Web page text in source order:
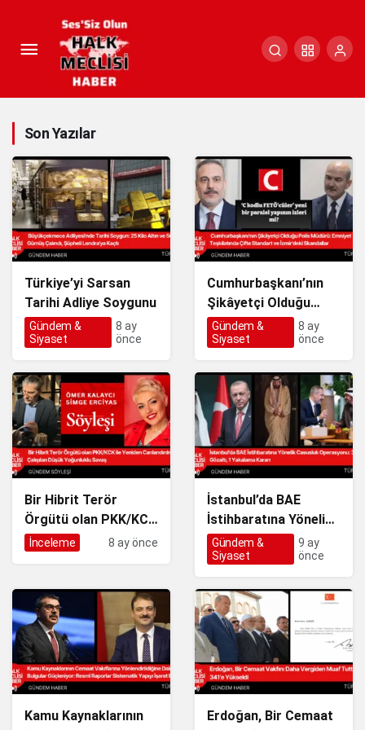
Son Yazılar
Türkiye’yi Sarsan
Tarihi Adliye Soygunu
Gündem &
Siyaset
8 ay
önce
Cumhurbaşkanı’nın
Şikâyetçi Olduğu
Polis Müdürü:
Emniyet Teşkilatında
İzmir’deki Skandallar
Gündem &
Siyaset
8 ay
önce
Bir Hibrit Terör
Örgütü olan PKK/KCK
ile Yeniden
Yoğunluklu Savaş
İnceleme 8 ay önce
İstanbul’da BAE
İstihbaratına Yönelik
Casusluk
Operasyonu: 3
Kararı
Gündem &
Siyaset
9 ay
önce
Kamu Kaynaklarının
Erdoğan, Bir Cemaat